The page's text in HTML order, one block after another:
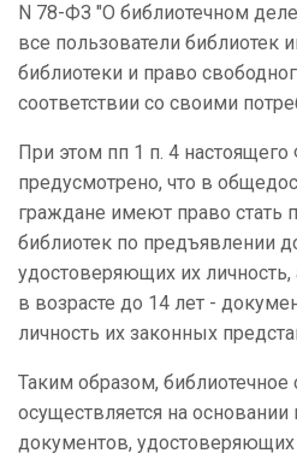
N 78-ФЗ "О библиотечном
все пользователи библиотек
библиотеки и право
соответствии со своими
При этом пп 1 п. 4
предусмотрено, что в
граждане имеют право стать
библиотек по предъявлении
удостоверяющих их
в возрасте до 14 лет -
личность их законных
Таким образом,
осуществляется на
документов, удостоверяющих